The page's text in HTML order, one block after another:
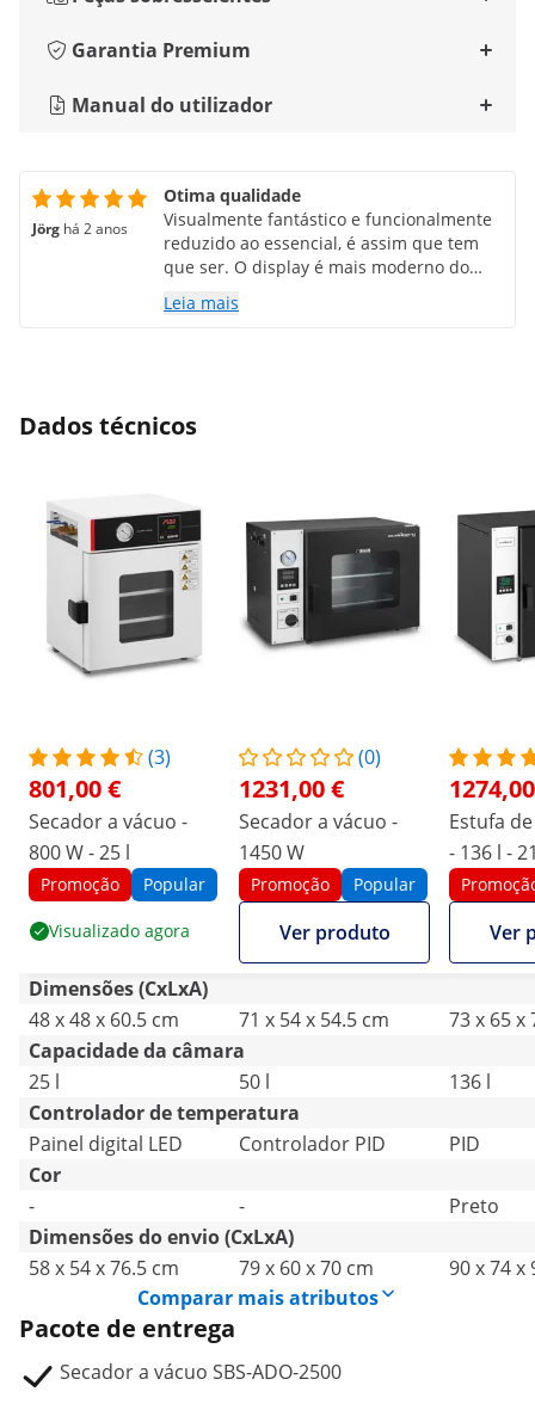
Garantia Premium
Manual do utilizador
Jörg há 2 anos
Otima qualidade
Visualmente fantástico e funcionalmente
reduzido ao essencial, é assim que tem
que ser. O display é mais moderno do
que o mostrado, as instruções de
operação ainda estão atualizadas, a
novo manual de operação.
Leia mais
Dados técnicos
(3)
801,00 €
Secador a vácuo -
800 W - 25 l
Promoção Popular
Visualizado agora
(0)
1231,00 €
Secador a vácuo -
1450 W
Promoção Popular
Ver produto
Estufa
- 136 l -
Ver
Dimensões (CxLxA)
48 x 48 x 60.5 cm
71 x 54 x 54.5 cm
73 x 65 x
Capacidade da câmara
25 l
50 l
136 l
Controlador de temperatura
Painel digital LED
Controlador PID
PID
Cor
-
-
Preto
Dimensões do envio (CxLxA)
58 x 54 x 76.5 cm
79 x 60 x 70 cm
90 x 74 x
Comparar mais atributos
Pacote de entrega
Secador a vácuo SBS-ADO-2500